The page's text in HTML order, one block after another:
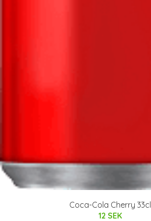
Coca-Cola Cherry 33cl
12 SEK